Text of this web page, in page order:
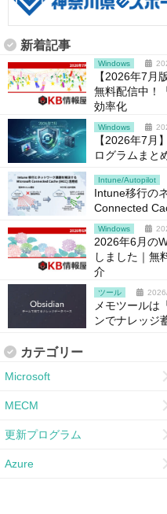
新着記事
Windows
【2026年7月
無料配信中！
効率化
Windows
【2026年7月
ログラムまと
Intune/Autopilot
Intune移行の
Connected
Windows
2026年6月の
しました｜無
介
ツール
メモツールは
ンでナレッジ
カテゴリー
Microsoft
MECM
更新プログラム
Azure